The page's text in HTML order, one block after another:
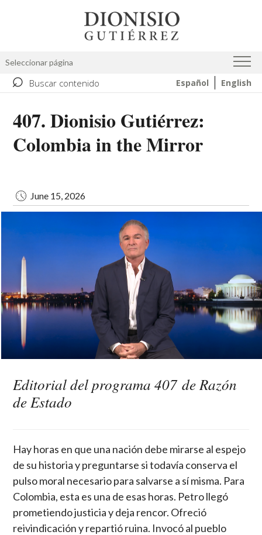
Seleccionar página
⌕ Buscar contenido Español English
407. Dionisio Gutiérrez:
Colombia in the Mirror
June 15, 2026
Editorial del programa 407 de Razón
de Estado
Hay horas en que una nación debe mirarse al espejo
de su historia y preguntarse si todavía conserva el
pulso moral necesario para salvarse a sí misma. Para
Colombia, esta es una de esas horas. Petro llegó
prometiendo justicia y deja rencor. Ofreció
reivindicación y repartió ruina. Invocó al pueblo